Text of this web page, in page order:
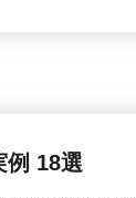
例 18選